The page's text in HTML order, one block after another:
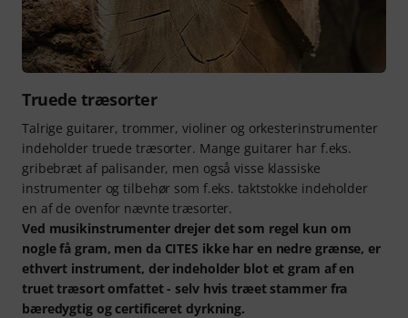
Truede træsorter
Talrige guitarer, trommer, violiner og orkesterinstrumenter
indeholder truede træsorter. Mange guitarer har f.eks.
gribebræt af palisander, men også visse klassiske
instrumenter og tilbehør som f.eks. taktstokke indeholder
en af de ovenfor nævnte træsorter.
Ved musikinstrumenter drejer det som regel kun om
nogle få gram, men da CITES ikke har en nedre grænse, er
ethvert instrument, der indeholder blot et gram af en
truet træsort omfattet - selv hvis træet stammer fra
bæredygtig og certificeret dyrkning.